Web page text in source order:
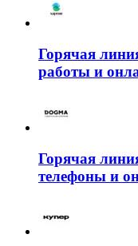
Горячая
работы и
Горячая
телефоны и